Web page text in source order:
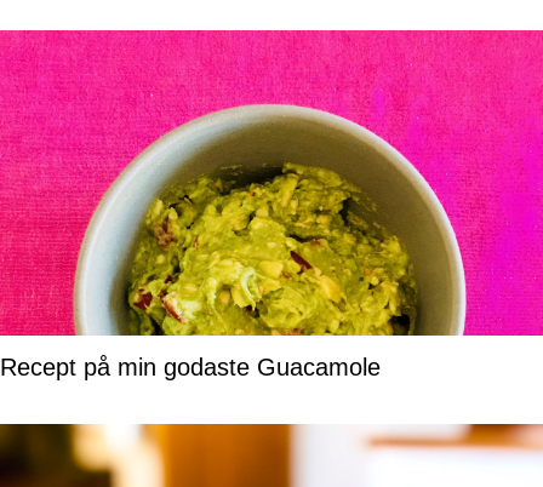
Recept på min godaste Guacamole